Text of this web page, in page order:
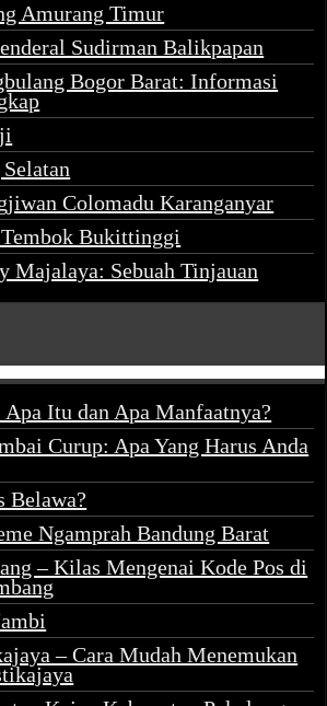
Amurang Timur
Sudirman Balikpapan
Bogor Barat: Informasi
Colomadu Karanganyar
Bukittinggi
Majalaya: Sebuah Tinjauan
Apa Itu dan Apa Manfaatnya?
Curup: Apa Yang Harus Anda
Belawa?
Ngamprah Bandung Barat
– Kilas Mengenai Kode Pos di
– Cara Mudah Menemukan